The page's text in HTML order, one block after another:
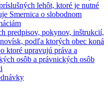
lehôt, ktoré je nutné
Smernica o slobodnom
predpisov, pokynov, inštrukcií,
podľa ktorých obec koná
ktoré upravujú práva a
osôb a právnických osôb